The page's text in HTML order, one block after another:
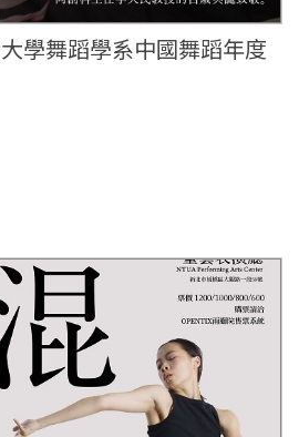
學舞蹈學系中國舞蹈年度